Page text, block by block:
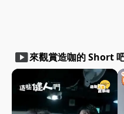
smart_display來觀賞造咖的 Short